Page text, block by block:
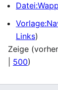
Links)
Zeige (
500)